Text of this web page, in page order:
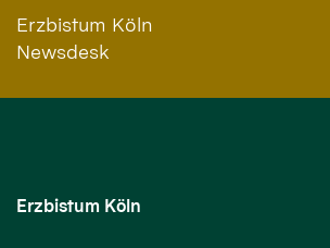
Erzbistum Köln
Newsdesk
Erzbistum Köln